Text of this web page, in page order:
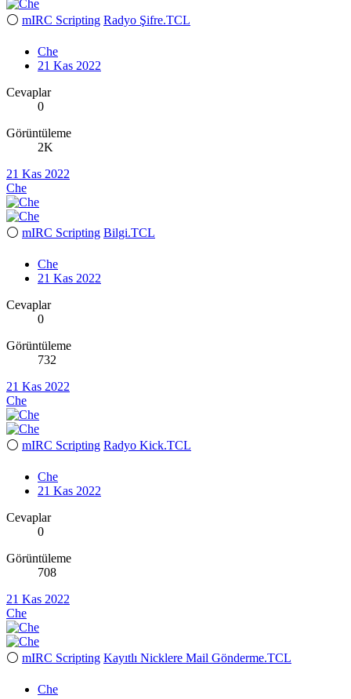
⚪ mIRC Scripting Radyo Şifre.TCL
Che
21 Kas 2022
Cevaplar
0
Görüntüleme
2K
21 Kas 2022
Che
⚪ mIRC Scripting Bilgi.TCL
Che
21 Kas 2022
Cevaplar
0
Görüntüleme
732
21 Kas 2022
Che
⚪ mIRC Scripting Radyo Kick.TCL
Che
21 Kas 2022
Cevaplar
0
Görüntüleme
708
21 Kas 2022
Che
⚪ mIRC Scripting Kayıtlı Nicklere Mail Gönderme.TCL
Che